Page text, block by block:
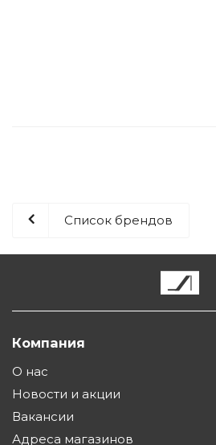
Список брендов
Компания
О нас
Новости и акции
Вакансии
Адреса магазинов